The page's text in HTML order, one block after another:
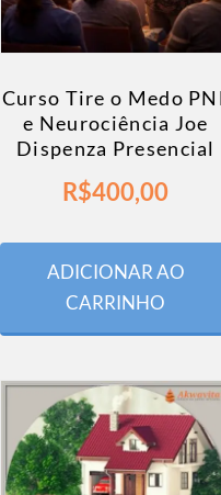
Curso Tire o Medo
e Neurociência Joe
Dispenza Presencial
R$400,00
ADICIONAR AO
CARRINHO